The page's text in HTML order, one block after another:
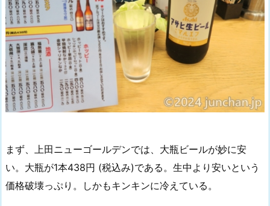
まず、上田ニューゴールデンでは、大瓶ビールが妙に安
い。大瓶が1本438円 (税込み)である。生中より安いという
価格破壊っぷり。しかもキンキンに冷えている。